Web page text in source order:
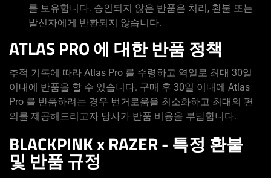
를 보유합니다. 승인되지 않은 반품은 처리, 환불 또는
발신자에게 반환되지 않습니다.
ATLAS PRO 에 대한 반품 정책
추적 기록에 따라 Atlas Pro 를 수령하고 역일로 최대 30일
이내에 반품을 할 수 있습니다. 구매 후 30일 이내에 Atlas
Pro 를 반품하려는 경우 번거로움을 최소화하고 최대의 편
의를 제공해드리고자 당사가 반품 비용을 부담합니다.
BLACKPINK x RAZER - 특정 환불
및 반품 규정